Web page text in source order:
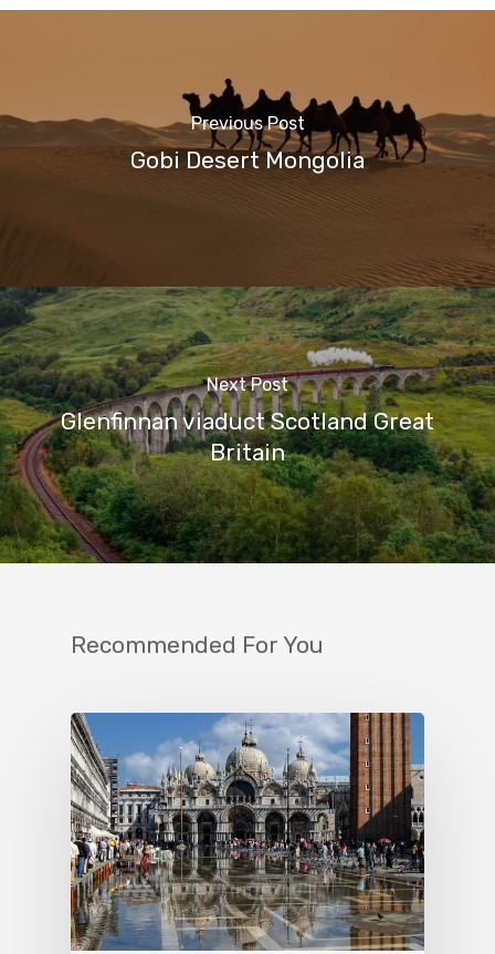
Previous Post
Gobi Desert Mongolia
Next Post
Glenfinnan viaduct Scotland Great
Britain
Recommended For You